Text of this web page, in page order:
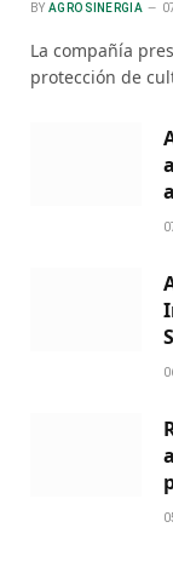
BY AGRO SINERGIA
La compañía
protección de